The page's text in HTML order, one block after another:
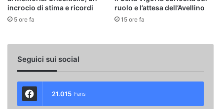
incrocio di stima e ricordi
5 ore fa
ruolo e l’attesa dell’Avellino
15 ore fa
Seguici sui social
21.015 Fans